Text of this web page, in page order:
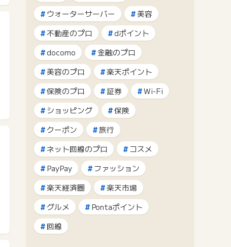
ウォーターサーバー
美容
不動産のプロ
dポイント
docomo
金融のプロ
美容のプロ
楽天ポイント
保険のプロ
証券
Wi-Fi
ショッピング
保険
クーポン
旅行
ネット回線のプロ
コスメ
PayPay
ファッション
楽天経済圏
楽天市場
グルメ
Pontaポイント
回線